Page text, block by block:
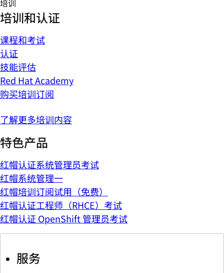
培训
培训和认证
课程和考试
认证
技能评估
Red Hat Academy
购买培训订阅
了解更多培训内容
特色产品
红帽认证系统管理员考试
红帽系统管理一
红帽培训订阅试用（免费）
红帽认证工程师（RHCE）考试
红帽认证 OpenShift 管理员考试
服务